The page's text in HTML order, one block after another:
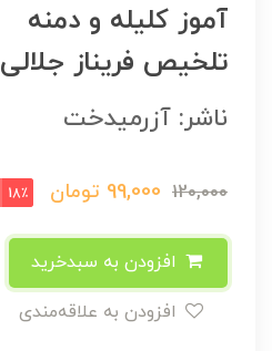
آموز کلیله و دمنه
تلخیص فریناز جلالی
ناشر: آزرمیدخت
120,000
99,000 تومان 18٪